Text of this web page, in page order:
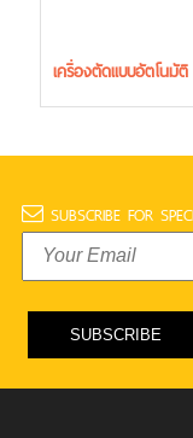
เครื่องตัดแบบอัตโนมั
SUBSCRIBE FOR